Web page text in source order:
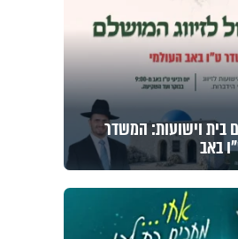
בית וישועות: המשדר
באב